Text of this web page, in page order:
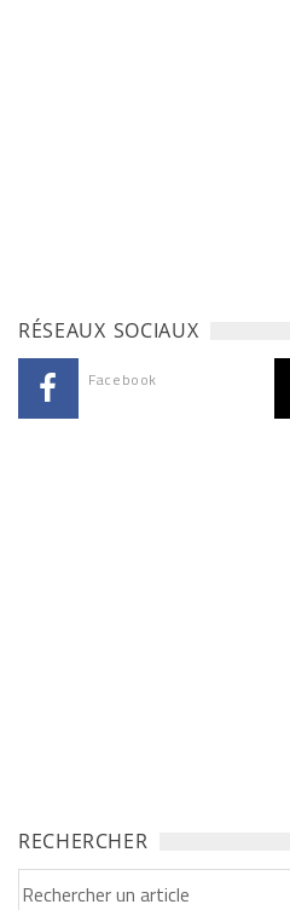
RÉSEAUX SOCIAUX
Facebook
RECHERCHER